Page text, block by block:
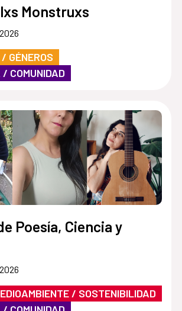
Monstruxs
GÉNEROS
COMUNIDAD
Poesía, Ciencia y
/ SOSTENIBILIDAD